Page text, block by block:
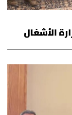
الأشغال